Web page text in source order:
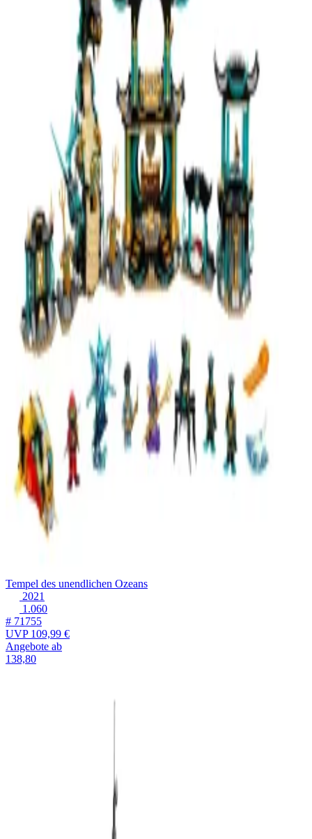
Tempel des unendlichen Ozeans
2021
1.060
# 71755
UVP109,99 €
Angebote ab
138,80